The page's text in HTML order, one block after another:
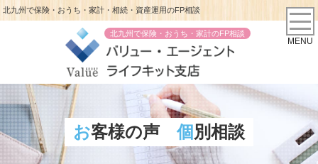
北九州で保険・おうち・家計・相続・資産運用のFP相談
北九州で保険・おうち・家計のFP相談
MENU
お客様の声 個別相談